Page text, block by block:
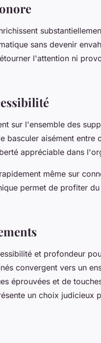
sans devenir
l'attention ni
sur l'ensemble des
basculer aisément entre
appréciable dans
même sur
permet de profiter
et profondeur
convergent vers un
éprouvées et de
un choix judicieux